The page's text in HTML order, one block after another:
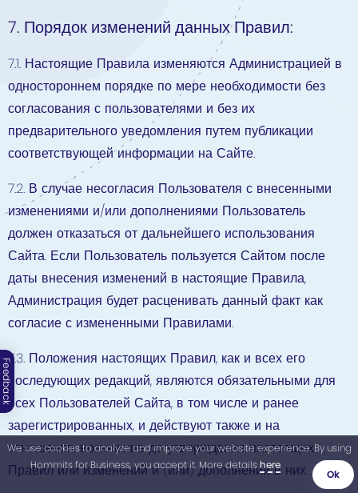
7. Порядок изменений данных Правил:
7.1. Настоящие Правила изменяются Администрацией в
одностороннем порядке по мере необходимости без
согласования с пользователями и без их
предварительного уведомления путем публикации
соответствующей информации на Сайте.
7.2. В случае несогласия Пользователя с внесенными
изменениями и/или дополнениями Пользователь
должен отказаться от дальнейшего использования
Сайта. Если Пользователь пользуется Сайтом после
даты внесения изменений в настоящие Правила,
Администрация будет расценивать данный факт как
согласие с измененными Правилами.
7.3. Положения настоящих Правил, как и всех его
последующих редакций, являются обязательными для
всех Пользователей Сайта, в том числе и ранее
зарегистрированных, и действуют также и на
отношения, возникшие до утверждения настоящих
Правил или изменений и (или) дополнений в них.
We use cookies to analyze and improve your website experience. By using
Hommits for Business, you accept it. More details here.
Ok
Feedback